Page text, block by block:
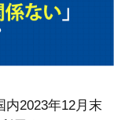
2023年12月末